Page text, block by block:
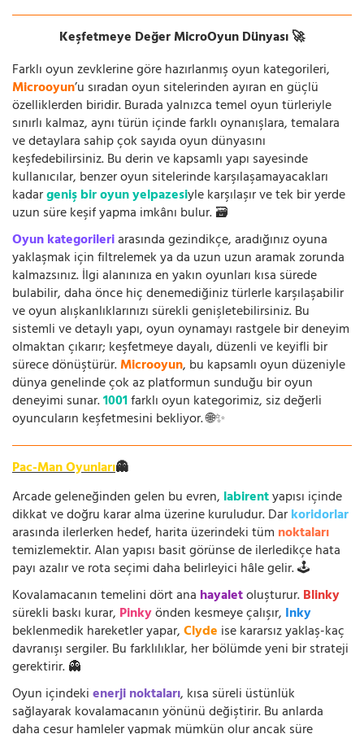
Keşfetmeye Değer MicroOyun Dünyası 🚀
Farklı oyun zevklerine göre hazırlanmış oyun kategorileri,
Microoyun’u sıradan oyun sitelerinden ayıran en güçlü
özelliklerden biridir. Burada yalnızca temel oyun türleriyle
sınırlı kalmaz, aynı türün içinde farklı oynanışlara, temalara
ve detaylara sahip çok sayıda oyun dünyasını
keşfedebilirsiniz. Bu derin ve kapsamlı yapı sayesinde
kullanıcılar, benzer oyun sitelerinde karşılaşamayacakları
kadargeniş bir oyun yelpazesiyle karşılaşır ve tek bir yerde
uzun süre keşif yapma imkânı bulur. 🗃️
Oyun kategorileriarasında gezindikçe, aradığınız oyuna
yaklaşmak için filtrelemek ya da uzun uzun aramak zorunda
kalmazsınız. İlgi alanınıza en yakın oyunları kısa sürede
bulabilir, daha önce hiç denemediğiniz türlerle karşılaşabilir
ve oyun alışkanlıklarınızı sürekli genişletebilirsiniz. Bu
sistemli ve detaylı yapı, oyun oynamayı rastgele bir deneyim
olmaktan çıkarır; keşfetmeye dayalı, düzenli ve keyifli bir
sürece dönüştürür.Microoyun, bu kapsamlı oyun düzeniyle
dünya genelinde çok az platformun sunduğu bir oyun
deneyimi sunar.1001farklı oyun kategorimiz, siz değerli
oyuncuların keşfetmesini bekliyor. 🌐✨
Pac-Man Oyunları👻
Arcade geleneğinden gelen bu evren, labirentyapısı içinde
dikkat ve doğru karar alma üzerine kuruludur. Darkoridorlar
arasında ilerlerken hedef, harita üzerindeki tüm noktaları
temizlemektir. Alan yapısı basit görünse de ilerledikçe hata
payı azalır ve rota seçimi daha belirleyici hâle gelir. 🕹️
Kovalamacanın temelini dört ana hayaletoluşturur.Blinky
sürekli baskı kurar, Pinkyönden kesmeye çalışır, Inky
beklenmedik hareketler yapar,Clyde ise kararsız yaklaş-kaç
davranışı sergiler. Bu farklılıklar, her bölümde yeni bir strateji
gerektirir. 👻
Oyun içindekienerji noktaları, kısa süreli üstünlük
sağlayarak kovalamacanın yönünü değiştirir. Bu anlarda